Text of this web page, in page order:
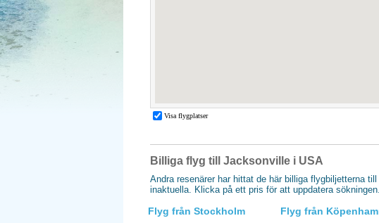
Billiga flyg till Jacksonville i USA
Andra resenärer har hittat de här billiga flygbiljetterna
inaktuella. Klicka på ett pris för att uppdatera sökningen.
Flyg från Stockholm Flyg från